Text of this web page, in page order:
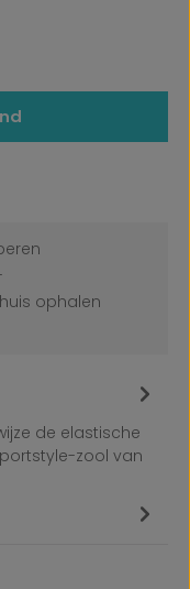
ophalen
de elastische
zool van